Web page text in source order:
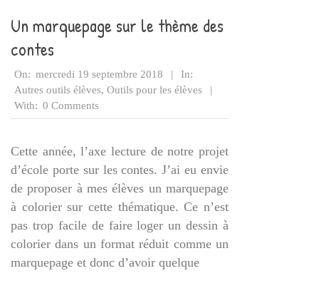
Un marquepage sur le thème des
contes
2018-
09-
19
On: mercredi 19 septembre 2018
In:
Autres outils élèves, Outils pour les élèves
With: 0 Comments
Cette année, l’axe lecture de notre projet
d’école porte sur les contes. J’ai eu envie
de proposer à mes élèves un marquepage
à colorier sur cette thématique. Ce n’est
pas trop facile de faire loger un dessin à
colorier dans un format réduit comme un
marquepage et donc d’avoir quelque